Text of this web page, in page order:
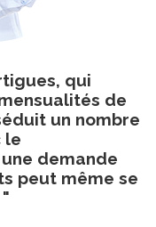
qui
de
un nombre
le
demande
peut même se